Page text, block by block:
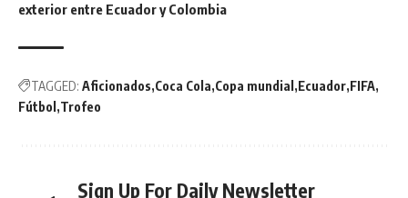
exterior entre Ecuador y Colombia
TAGGED: Aficionados Coca Cola Copa mundial Ecuador FIFA
Fútbol Trofeo
Sign Up For Daily Newsletter